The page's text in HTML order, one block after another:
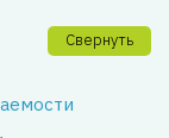
Свернуть